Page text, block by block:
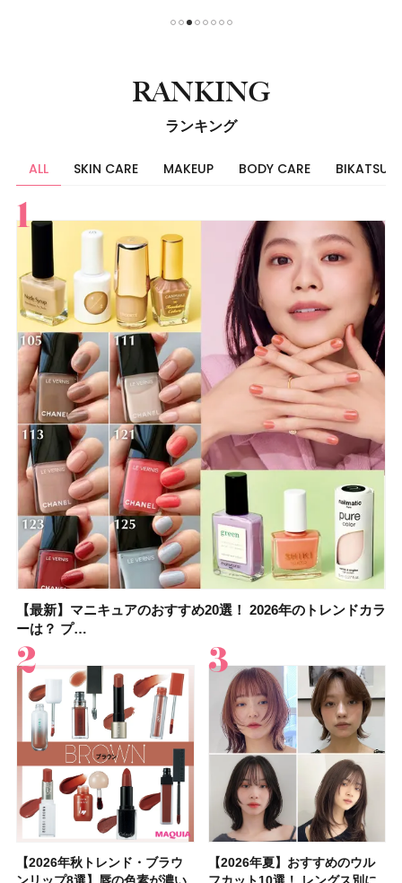
RANKING
ランキング
ALL SKIN CARE MAKEUP BODY CARE BIKATSU
すべて
【最新】マニキュアのおすすめ20選！ 2026年のトレンドカラ
ーは？ プ…
【2026年秋トレンド・ブラウ
【2026年夏】おすすめのウル
スキンケア
大野真理子さんのリピ買い「ブライトニング」14選！ 透明肌
の秘訣を公開
【石井美保さん】おすすめの
【上田竜也さんのマイベストコ
メイク
【最新】マニキュアのおすすめ20選！ 2026年のトレンドカラ
ーは？ プ…
【2026年秋トレンド・ブラウ
【2026年新作】大人の「ピン
ボディケア
【2026夏】「香水・フレグランス」ランキングTOP5！＜美
容マニア・マ…
【2026年】ボディ用日焼け止
【クリスマスコフレ2026】
美活
【板野友美さんの美活】「実はうねりやすいクセ毛なんで
す」美しいロングヘア…
【簡単・夏バテ防止レシピ12
【美容系・伊能忠敬界隈】上西
ヘア
【2026年夏】40代におすすめの髪型30選！ 若く見える・手
入れが楽な…
【2026年夏】おすすめのウル
【2026年夏】おすすめの髪型
ライフスタイル
【フォロー＆いいねで当たる】中国割烹旅館 掬水亭の宿泊券
を1組2名様にプ…
【鈴木えみさんの愛用品30選】
【橋本環奈さんの美容Q&A】
ビューティーズ
【セザンヌ】「ブライトカラーシーラー」新色グリーンが8/7
に発売｜既存色…
【セザンヌ】8/7新色追加！
【スック2026新作】秋コレク